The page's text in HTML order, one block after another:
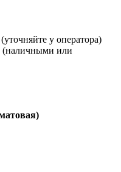
у оператора)
(наличными или